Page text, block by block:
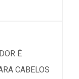
É
CABELOS